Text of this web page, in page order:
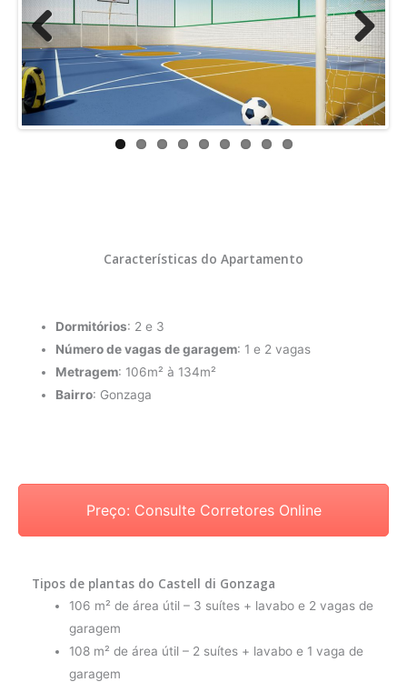
Previ
ous
Next
Características do Apartamento
Dormitórios: 2 e 3
Número de vagas de garagem: 1 e 2 vagas
Metragem: 106m² à 134m²
Bairro: Gonzaga
Preço: Consulte Corretores Online
Tipos de plantas do Castell di Gonzaga
106 m² de área útil – 3 suítes + lavabo e 2 vagas de
garagem
108 m² de área útil – 2 suítes + lavabo e 1 vaga de
garagem